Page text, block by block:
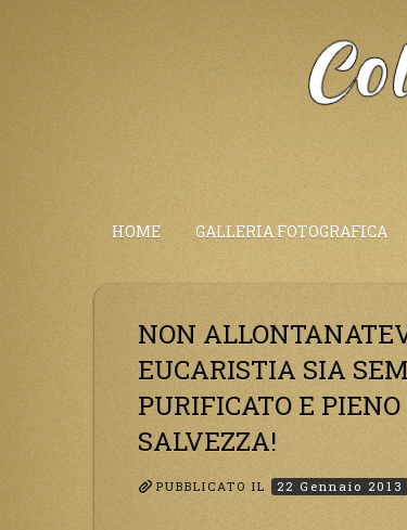
HOME GALLERIA FOTOGRAFICA
NON
EUCARISTIA SIA
PURIFICATO E
SALVEZZA!
PUBBLICATO IL 22 Gennaio 2013